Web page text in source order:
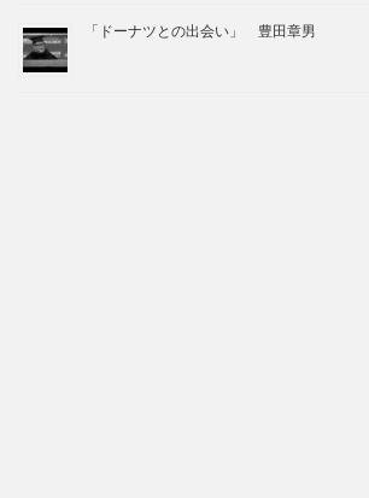
「ドーナツとの出会い」 豊田章男